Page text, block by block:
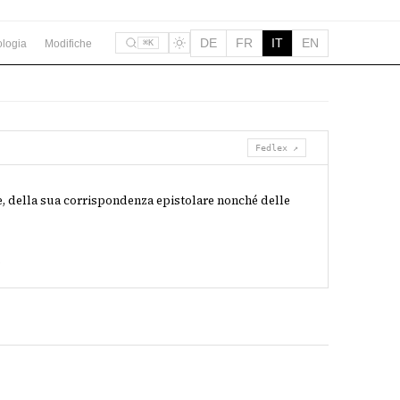
Modifiche ⌘K DE FR IT EN
Fedlex ↗
sua corrispondenza epistolare nonché delle